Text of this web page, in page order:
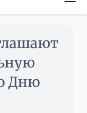
Дню